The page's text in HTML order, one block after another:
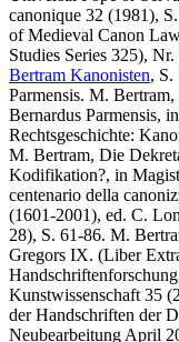
canonique 32 (1981),
of Medieval Canon
Studies Series 325),
Bertram Kanonisten, S.
Parmensis. M.
Bernardus Parmensis,
Rechtsgeschichte:
M. Bertram, Die
Kodifikation?, in
centenario della
(1601-2001), ed. C.
28), S. 61-86. M.
Gregors IX. (Liber
Kunstwissenschaft 35
der Handschriften der
Neubearbeitung April